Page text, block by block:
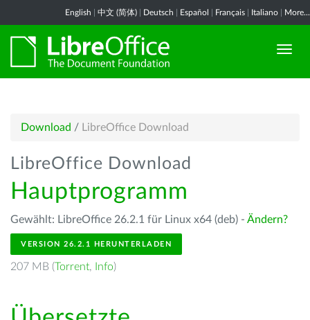
English 中文 (简体) Deutsch Español Français Italiano More...
Download / LibreOffice Download
LibreOffice Download
Hauptprogramm
Gewählt: LibreOffice 26.2.1 für Linux x64 (deb) - Ändern?
VERSION 26.2.1 HERUNTERLADEN
207 MB (Torrent, Info)